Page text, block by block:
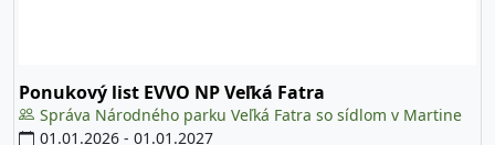
Ponukový list EVVO NP Veľká Fatra
Správa Národného parku Veľká Fatra so sídlom v Martine
01.01.2026- 01.01.2027